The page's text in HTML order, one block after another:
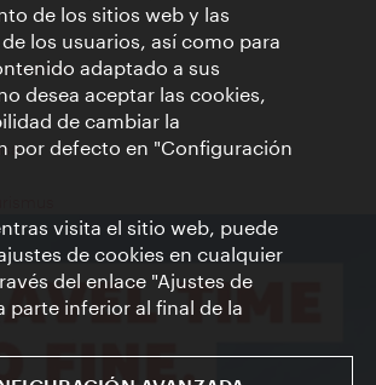
de datos
de los sitios web y las
los usuarios, así como para
adaptado a sus
desea aceptar las cookies,
de cambiar la
por defecto en "Configuración
visita el sitio web, puede
de cookies en cualquier
del enlace "Ajustes de
parte inferior al final de la